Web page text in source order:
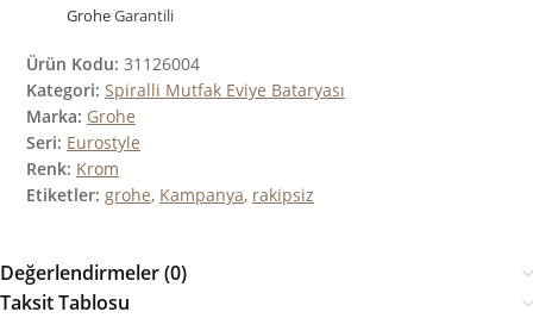
GroheGarantili
Ürün Kodu: 31126004
Kategori: Spiralli Mutfak Eviye Bataryası
Marka: Grohe
Seri: Eurostyle
Renk: Krom
Etiketler: grohe, Kampanya, rakipsiz
Değerlendirmeler (0)
Taksit Tablosu